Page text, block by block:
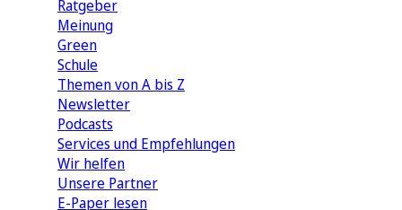
Ratgeber
Meinung
Green
Schule
Themen von A bis Z
Newsletter
Podcasts
Services und Empfehlungen
Wir helfen
Unsere Partner
E-Paper lesen